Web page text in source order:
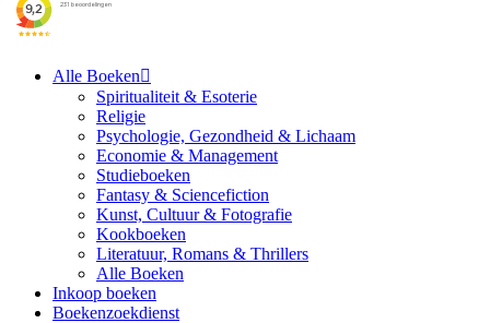
Alle Boeken
Spiritualiteit & Esoterie
Religie
Psychologie, Gezondheid & Lichaam
Economie & Management
Studieboeken
Fantasy & Sciencefiction
Kunst, Cultuur & Fotografie
Kookboeken
Literatuur, Romans & Thrillers
Alle Boeken
Inkoop boeken
Boekenzoekdienst